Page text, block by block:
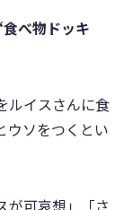
べ物ドッキ
ルイスさんに食
ウソをつくとい
が可哀想」「さ